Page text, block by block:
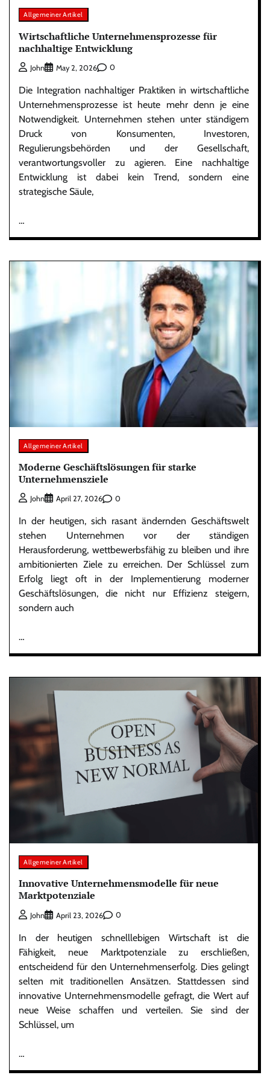
Allgemeiner Artikel
Wirtschaftliche Unternehmensprozesse für
nachhaltige Entwicklung
John May 2, 2026 0
Die Integration nachhaltiger Praktiken in wirtschaftliche
Unternehmensprozesse ist heute mehr denn je eine
Notwendigkeit. Unternehmen stehen unter ständigem
Druck von Konsumenten, Investoren,
Regulierungsbehörden und der Gesellschaft,
verantwortungsvoller zu agieren. Eine nachhaltige
Entwicklung ist dabei kein Trend, sondern eine
strategische Säule,
…
Allgemeiner Artikel
Moderne Geschäftslösungen für starke
Unternehmensziele
John April 27, 2026 0
In der heutigen, sich rasant ändernden Geschäftswelt
stehen Unternehmen vor der ständigen
Herausforderung, wettbewerbsfähig zu bleiben und ihre
ambitionierten Ziele zu erreichen. Der Schlüssel zum
Erfolg liegt oft in der Implementierung moderner
Geschäftslösungen, die nicht nur Effizienz steigern,
sondern auch
…
Allgemeiner Artikel
Innovative Unternehmensmodelle für neue
Marktpotenziale
John April 23, 2026 0
In der heutigen schnelllebigen Wirtschaft ist die
Fähigkeit, neue Marktpotenziale zu erschließen,
entscheidend für den Unternehmenserfolg. Dies gelingt
selten mit traditionellen Ansätzen. Stattdessen sind
innovative Unternehmensmodelle gefragt, die Wert auf
neue Weise schaffen und verteilen. Sie sind der
Schlüssel, um
…